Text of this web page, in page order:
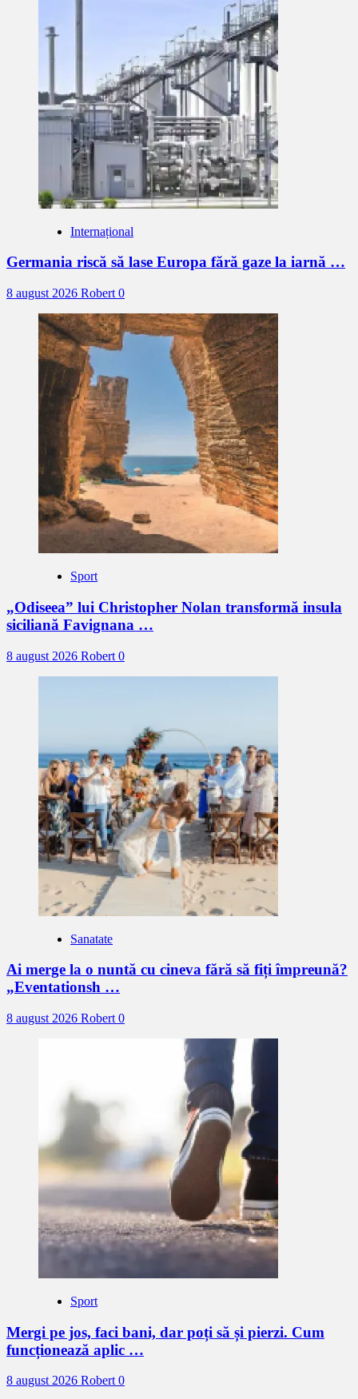
Internațional
Germania riscă să lase Europa fără gaze la iarnă …
8 august 2026 Robert 0
Sport
„Odiseea” lui Christopher Nolan transformă insula
siciliană Favignana …
8 august 2026 Robert 0
Sanatate
Ai merge la o nuntă cu cineva fără să fiți împreună?
„Eventationsh …
8 august 2026 Robert 0
Sport
Mergi pe jos, faci bani, dar poți să și pierzi. Cum
funcționează aplic …
8 august 2026 Robert0